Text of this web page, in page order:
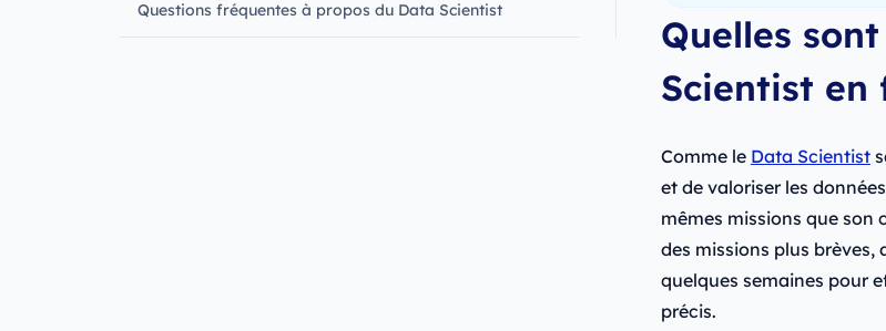
Questions fréquentes à propos du Data Scientist
Quelles
Scientist en
Comme le Data Scientist
et de valoriser les
mêmes missions que son
des missions plus
quelques semaines pour
précis.